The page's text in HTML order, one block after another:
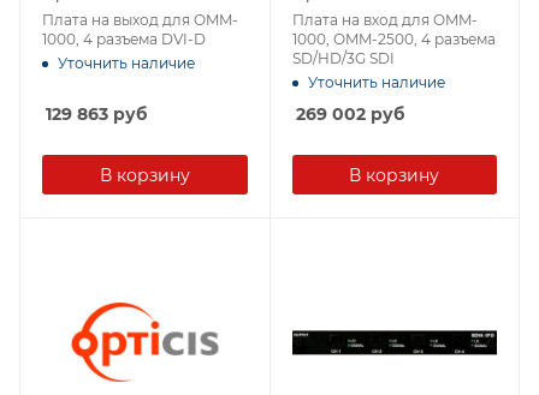
Плата на выход для OMM-
1000, 4 разъема DVI-D
Уточнить наличие
129 863 руб
В корзину
Плата на вход для OMM-
1000, OMM-2500, 4 разъема
SD/HD/3G SDI
Уточнить наличие
269 002руб
В корзину